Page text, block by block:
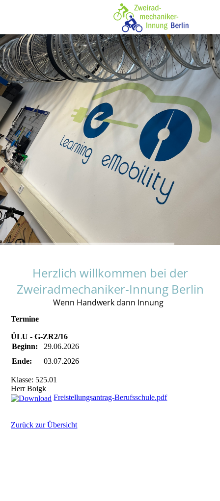
Herzlich willkommen bei der
Zweiradmechaniker-Innung Berlin
Wenn Handwerk dann Innung
Termine
ÜLU - G-ZR2/16
Beginn:
29.06.2026
Ende:
03.07.2026
Klasse: 525.01
Herr Boigk
Freistellungsantrag-Berufsschule.pdf
Zurück zur Übersicht